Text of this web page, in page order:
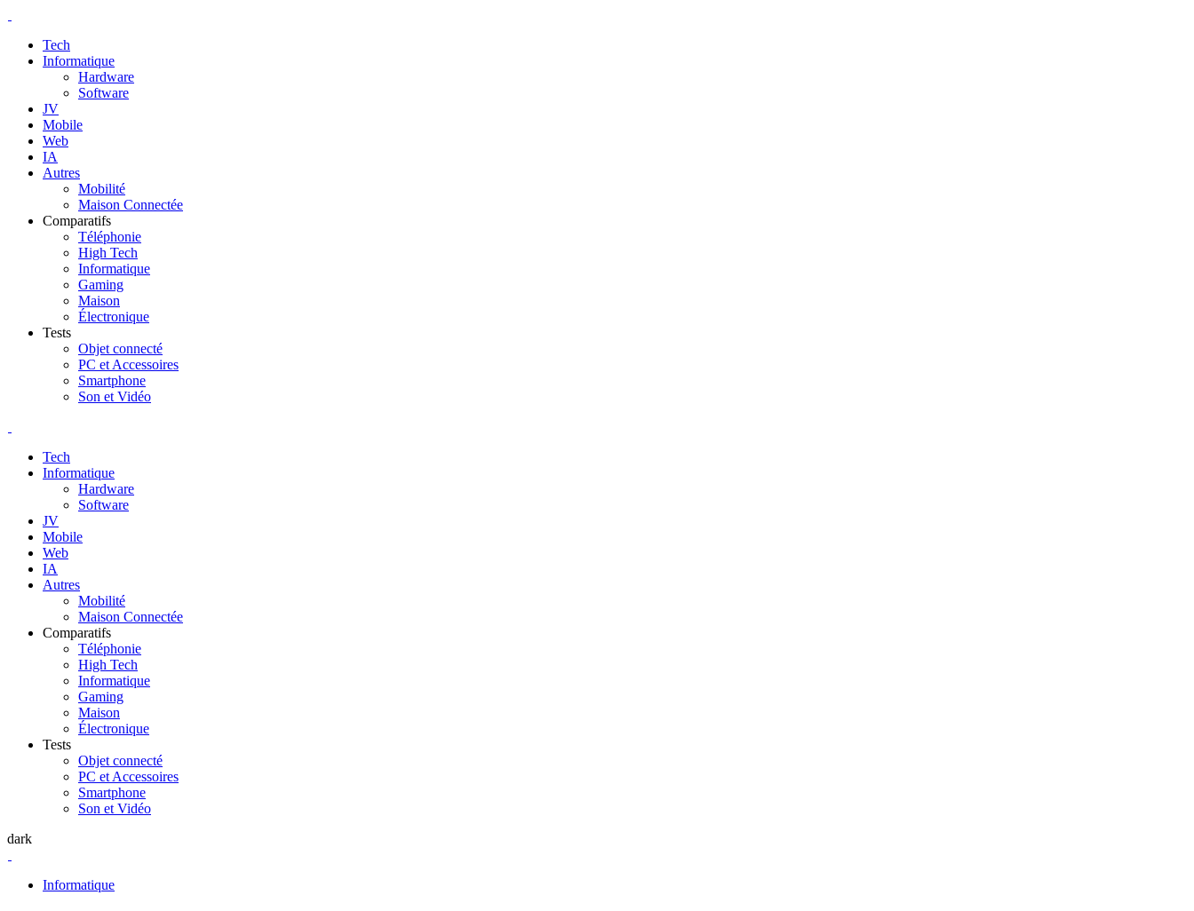
Tech
Informatique
Hardware
Software
JV
Mobile
Web
IA
Autres
Mobilité
Maison Connectée
Comparatifs
Téléphonie
High Tech
Informatique
Gaming
Maison
Électronique
Tests
Objet connecté
PC et Accessoires
Smartphone
Son et Vidéo
Tech
Informatique
Hardware
Software
JV
Mobile
Web
IA
Autres
Mobilité
Maison Connectée
Comparatifs
Téléphonie
High Tech
Informatique
Gaming
Maison
Électronique
Tests
Objet connecté
PC et Accessoires
Smartphone
Son et Vidéo
dark
Informatique